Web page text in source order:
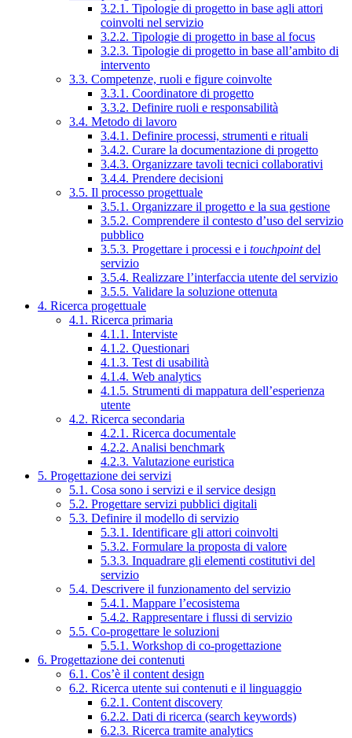
3.2.1. Tipologie di progetto in base agli attori
coinvolti nel servizio
3.2.2. Tipologie di progetto in base al focus
3.2.3. Tipologie di progetto in base all’ambito di
intervento
3.3. Competenze, ruoli e figure coinvolte
3.3.1. Coordinatore di progetto
3.3.2. Definire ruoli e responsabilità
3.4. Metodo di lavoro
3.4.1. Definire processi, strumenti e rituali
3.4.2. Curare la documentazione di progetto
3.4.3. Organizzare tavoli tecnici collaborativi
3.4.4. Prendere decisioni
3.5. Il processo progettuale
3.5.1. Organizzare il progetto e la sua gestione
3.5.2. Comprendere il contesto d’uso del servizio
pubblico
3.5.3. Progettare i processi e i touchpointdel
servizio
3.5.4. Realizzare l’interfaccia utente del servizio
3.5.5. Validare la soluzione ottenuta
4. Ricerca progettuale
4.1. Ricerca primaria
4.1.1. Interviste
4.1.2. Questionari
4.1.3. Test di usabilità
4.1.4. Web analytics
4.1.5. Strumenti di mappatura dell’esperienza
utente
4.2. Ricerca secondaria
4.2.1. Ricerca documentale
4.2.2. Analisi benchmark
4.2.3. Valutazione euristica
5. Progettazione dei servizi
5.1. Cosa sono i servizi e il service design
5.2. Progettare servizi pubblici digitali
5.3. Definire il modello di servizio
5.3.1. Identificare gli attori coinvolti
5.3.2. Formulare la proposta di valore
5.3.3. Inquadrare gli elementi costitutivi del
servizio
5.4. Descrivere il funzionamento del servizio
5.4.1. Mappare l’ecosistema
5.4.2. Rappresentare i flussi di servizio
5.5. Co-progettare le soluzioni
5.5.1. Workshop di co-progettazione
6. Progettazione dei contenuti
6.1. Cos’è il content design
6.2. Ricerca utente sui contenuti e il linguaggio
6.2.1. Content discovery
6.2.2. Dati di ricerca (search keywords)
6.2.3. Ricerca tramite analytics